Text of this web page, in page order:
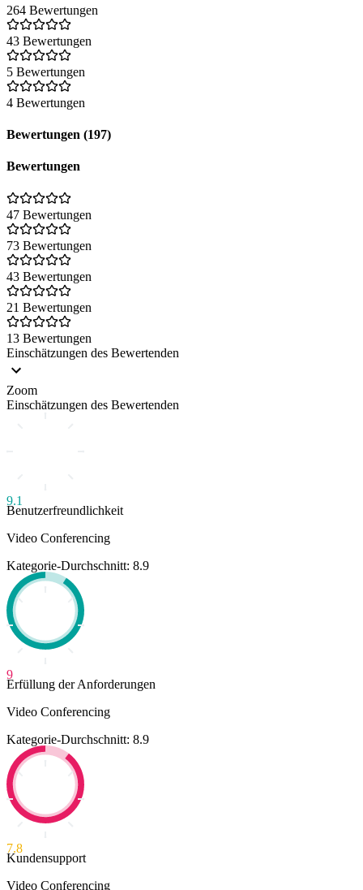
264 Bewertungen
43 Bewertungen
5 Bewertungen
4 Bewertungen
Bewertungen (197)
Bewertungen
47 Bewertungen
73 Bewertungen
43 Bewertungen
21 Bewertungen
13 Bewertungen
Einschätzungen des Bewertenden
Zoom
Einschätzungen des Bewertenden
9.1
Benutzerfreundlichkeit
Video Conferencing
Kategorie-Durchschnitt: 8.9
9
Erfüllung der Anforderungen
Video Conferencing
Kategorie-Durchschnitt: 8.9
7.8
Kundensupport
Video Conferencing